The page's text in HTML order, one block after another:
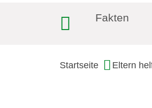
Fakten
Startseite Eltern